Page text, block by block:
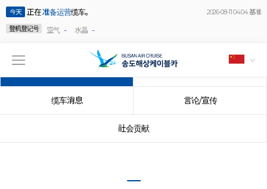
今天 正在准备运营缆车。
2026-08-11 04:04 基准
登机登记号
空气 - 水晶 -
缆车消息 言论/宣传
社会贡献